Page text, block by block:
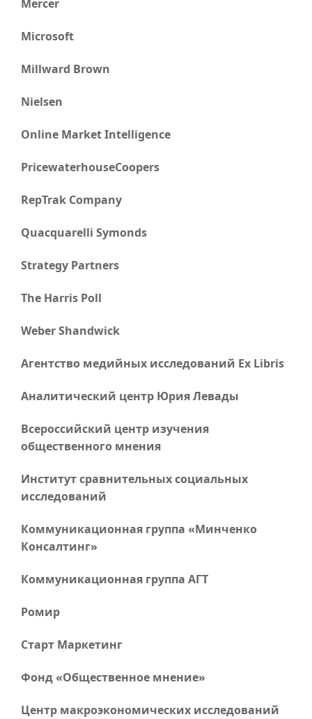
Mercer
Microsoft
Millward Brown
Nielsen
Online Market Intelligence
PricewaterhouseCoopers
RepTrak Company
Quacquarelli Symonds
Strategy Partners
The Harris Poll
Weber Shandwick
Агентство медийных исследований Ex Libris
Аналитический центр Юрия Левады
Всероссийский центр изучения
общественного мнения
Институт сравнительных социальных
исследований
Коммуникационная группа «Минченко
Консалтинг»
Коммуникационная группа АГТ
Ромир
Старт Маркетинг
Фонд «Общественное мнение»
Центр макроэкономических исследований